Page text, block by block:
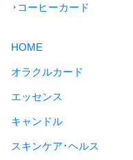
コーヒーカード
HOME
オラクルカード
エッセンス
キャンドル
スキンケア･ヘルス